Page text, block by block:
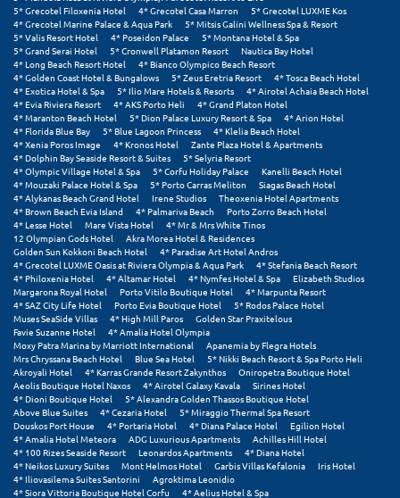
Μυστράς
Μυτιλήνη
Ν
Νάξος
Νάουσα
Ναυπακτία
Ναύπλιο
Νέα Μάκρη
Νέα Στύρα Εύβοιας
Νέοι Πόροι Πιερίας
Ξ
Ξυλόκαστρο
Ο
5* Grecotel Filoxenia Hotel
4* Grecotel Casa Marron
5* Grecotel LUXME Kos
4* Grecotel Marine Palace & Aqua Park
5* Mitsis Galini Wellness Spa & Resort
5* Valis Resort Hotel
4* Poseidon Palace
5* Montana Hotel & Spa
5* Grand Serai Hotel
5* Cronwell Platamon Resort
Nautica Bay Hotel
4* Long Beach Resort Hotel
4* Bianco Olympico Beach Resort
4* Golden Coast Hotel & Bungalows
5* Zeus Eretria Resort
4* Tosca Beach Hotel
4* Exotica Hotel & Spa
5* Ilio Mare Hotels & Resorts
4* Airotel Achaia Beach Hotel
4* Evia Riviera Resort
4* AKS Porto Heli
4* Grand Platon Hotel
4* Maranton Beach Hotel
5* Dion Palace Luxury Resort & Spa
4* Arion Hotel
4* Florida Blue Bay
5* Blue Lagoon Princess
4* Klelia Beach Hotel
4* Xenia Poros Image
4* Kronos Hotel
Zante Plaza Hotel & Apartments
4* Dolphin Bay Seaside Resort & Suites
5* Selyria Resort
4* Olympic Village Hotel & Spa
5* Corfu Holiday Palace
Kanelli Beach Hotel
4* Mouzaki Palace Hotel & Spa
5* Porto Carras Meliton
Siagas Beach Hotel
4* Alykanas Beach Grand Hotel
Irene Studios
Theoxenia Hotel Apartments
4* Brown Beach Evia Island
4* Palmariva Beach
Porto Zorro Beach Hotel
4* Lesse Hotel
Mare Vista Hotel
4* Mr & Mrs White Tinos
12 Olympian Gods Hotel
Akra Morea Hotel & Residences
Golden Sun Kokkoni Beach Hotel
4* Paradise Art Hotel Andros
4* Grecotel LUXME Oasis at Riviera Olympia & Aqua Park
4* Stefania Beach Resort
4* Philoxenia Hotel
4* Altamar Hotel 4* Nymfes Hotel & Spa
Elizabeth Studios
Margarona Royal Hotel
Porto Vitilo Boutique Hotel
4* Marpunta Resort
4* SAZ City Life Hotel
Porto Evia Boutique Hotel
5* Rodos Palace Hotel
Muses SeaSide Villas
4* High Mill Paros
Golden Star Praxitelous
Favie Suzanne Hotel
4* Amalia Hotel Olympia
Moxy Patra Marina by Marriott International
Apanemia by Flegra Hotels
Mrs Chryssana Beach Hotel
Blue Sea Hotel
5* Nikki Beach Resort & Spa Porto Heli
Akroyali Hotel
4* Karras Grande Resort Zakynthos
Oniropetra Boutique Hotel
Aeolis Boutique Hotel Naxos
4* Airotel Galaxy Kavala
Sirines Hotel
4* Dioni Boutique Hotel
5* Alexandra Golden Thassos Boutique Hotel
Above Blue Suites
4* Cezaria Hotel
5* Miraggio Thermal Spa Resort
Douskos Port House
4* Portaria Hotel 4* Diana Palace Hotel
Egilion Hotel
4* Amalia Hotel Meteora
ADG Luxurious Apartments
Achilles Hill Hotel
4* 100 Rizes Seaside Resort
Leonardos Apartments
4* Diana Hotel
4* Neikos Luxury Suites
Mont Helmos Hotel Garbis Villas Kefalonia
Iris Hotel
4* Iliovasilema Suites Santorini
Agroktima Leonidio
4* Siora Vittoria Boutique Hotel Corfu
4* Aelius Hotel & Spa